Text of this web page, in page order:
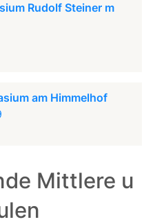
Rudolf Steiner m
am Himmelhof
Mittlere u